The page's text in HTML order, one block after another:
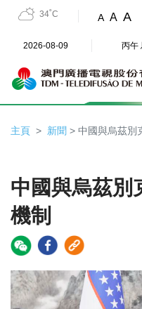
34˚C A A A
2026-08-09 丙午
主頁 新聞 > 中國與烏茲別
中國與烏茲別
機制